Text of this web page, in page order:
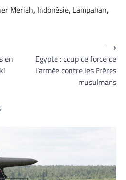
Meriah, Indonésie, Lampahan,
en
Egypte : coup de force de
l’armée contre les Frères
musulmans
⟶